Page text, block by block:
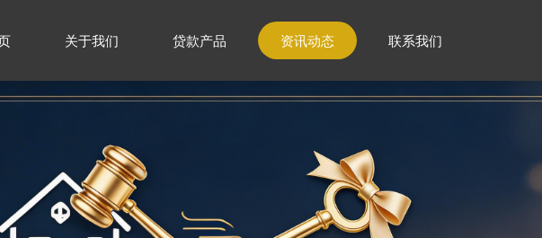
关于我们 贷款产品 资讯动态 联系我们